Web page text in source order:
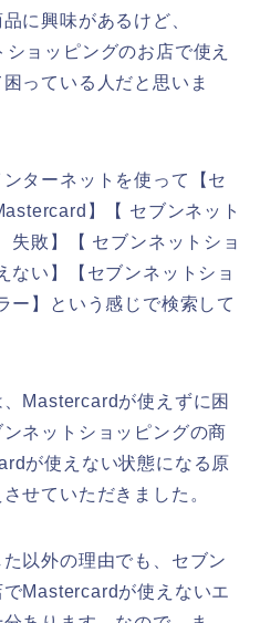
に興味があるけど、
ョッピングのお店で使え
っている人だと思いま
ターネットを使って【セ
】【 セブンネット
敗】【 セブンネットショ
い】【セブンネットショ
】という感じで検索して
Mastercardが使えずに困
ネットショッピングの商
が使えない状態になる原
せていただきました。
以外の理由でも、セブン
Mastercardが使えないエ